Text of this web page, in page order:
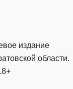
издание
области.